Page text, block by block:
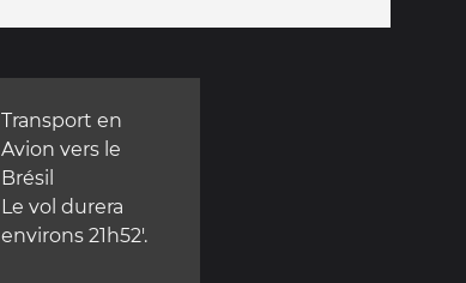
Transport en
Avion vers le
Brésil
Le vol durera
environs 21h52'.